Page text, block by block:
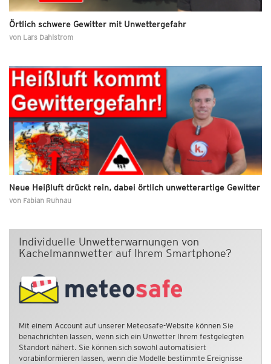
Örtlich schwere Gewitter mit Unwettergefahr
von Lars Dahlstrom
Neue Heißluft drückt rein, dabei örtlich unwetterartige Gewitter
von Fabian Ruhnau
Individuelle Unwetterwarnungen von
Kachelmannwetter auf Ihrem Smartphone?
Mit einem Account auf unserer Meteosafe-Website können Sie
benachrichten lassen, wenn sich ein Unwetter Ihrem festgelegten
Standort nähert. Sie können sich sowohl automatisiert
vorabinformieren lassen, wenn die Modelle bestimmte Ereignisse